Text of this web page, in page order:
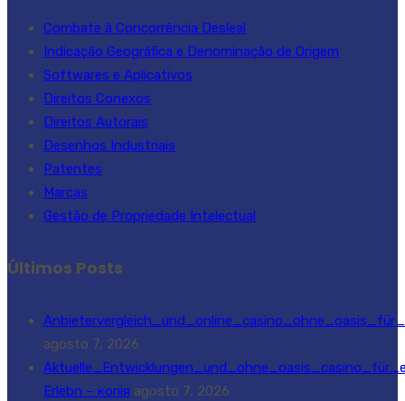
Combate à Concorrência Desleal
Indicação Geográfica e Denominação de Origem
Softwares e Aplicativos
Direitos Conexos
Direitos Autorais
Desenhos Industriais
Patentes
Marcas
Gestão de Propriedade Intelectual
Últimos Posts
agosto 7, 2026
Erlebn – копія agosto 7, 2026